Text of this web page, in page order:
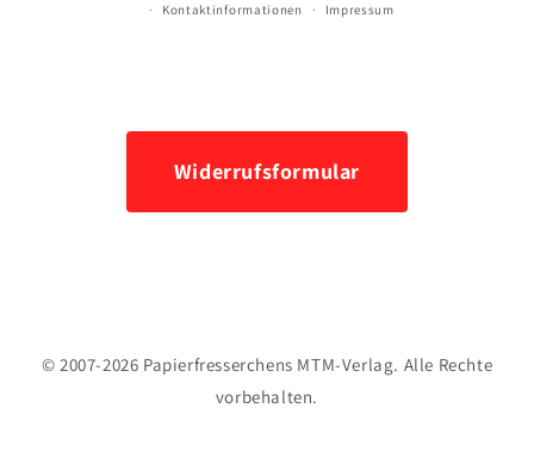
Kontaktinformationen Impressum
Widerrufsformular
© 2007-2026 Papierfresserchens MTM-Verlag. Alle Rechte
vorbehalten.